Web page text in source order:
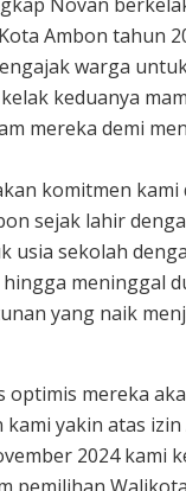
Ambon tahun
warga
keduanya
mereka demi
komitmen kami
sejak lahir
usia sekolah
meninggal
yang naik
optimis mereka
kami yakin atas
2024 kami